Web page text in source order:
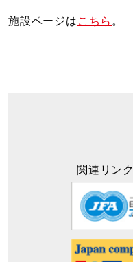
施設ページはこちら。
関連リンク